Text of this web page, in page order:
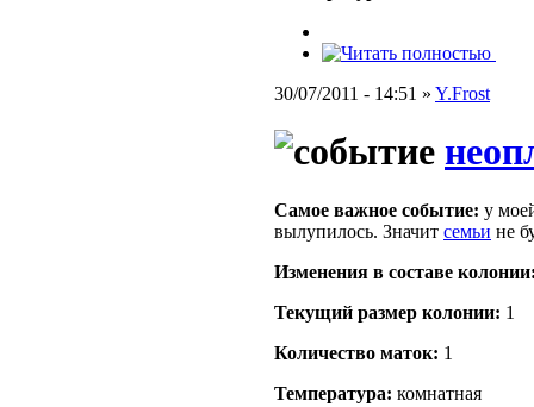
30/07/2011 - 14:51 » Y.Frost
Самое важное событие: у
вылупилось. Значит семьи не
Изменения в составе
Текущий размер кoлонии: 1
Количество маток: 1
Температура: комнатная